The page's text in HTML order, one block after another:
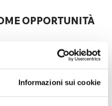
Informazioni sui cookie
OPPORTUNITÀ
un obbligo legale, ma
le aziende di crescere.
chiare può portare